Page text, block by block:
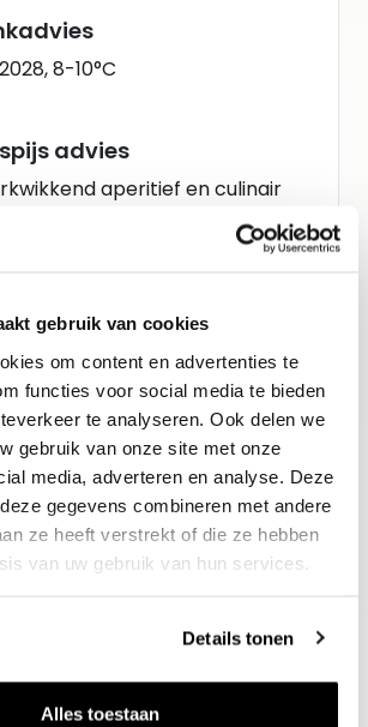
gebruik van cookies
om content en advertenties te
functies voor social media te bieden
te analyseren. Ook delen we
gebruik van onze site met onze
media, adverteren en analyse. Deze
gegevens combineren met andere
ze heeft verstrekt of die ze hebben
van uw gebruik van hun services.
Details tonen
Alles toestaan
8-10°C
advies
aperitief en culinair
inzetbaar bij charcuterie,
met witte asperges en
zalm van Bawykov.
bij groene asperges met
geroosterde eendenborst
vinaigrette van frambozen